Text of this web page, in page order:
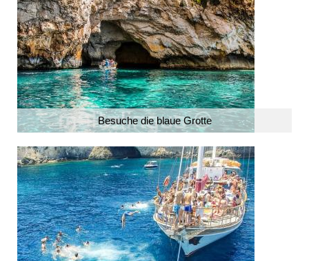
Besuche die blaue Grotte